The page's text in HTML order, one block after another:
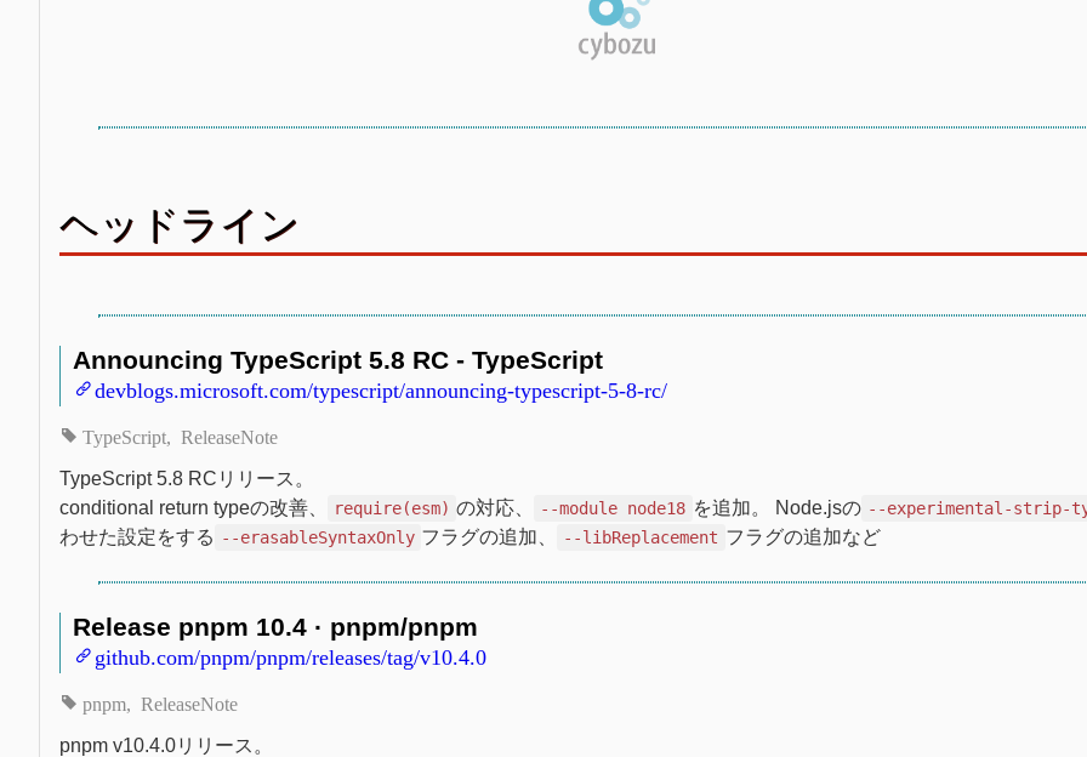
ヘッドライン
Announcing TypeScript 5.8 RC - TypeScript
devblogs.microsoft.com/typescript/announcing-typescript-5-8-rc/
TypeScript ReleaseNote
TypeScript 5.8 RCリリース。
conditional return typeの改善、
require(esm) の対応、 --module node18 を追加。 Node.jsの --experimental-strip-
わせた設定をする --erasableSyntaxOnly フラグの追加、 --libReplacement フラグの追加など
Release pnpm 10.4 · pnpm/pnpm
github.com/pnpm/pnpm/releases/tag/v10.4.0
pnpm ReleaseNote
pnpm v10.4.0リリース。